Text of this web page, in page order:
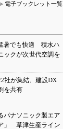
電子ブックレット一覧
暑でも快適 積水ハ
ックが次世代空調を
社が集結、建設DX
を共有
パナソニック製エア
」 草津生産ライン